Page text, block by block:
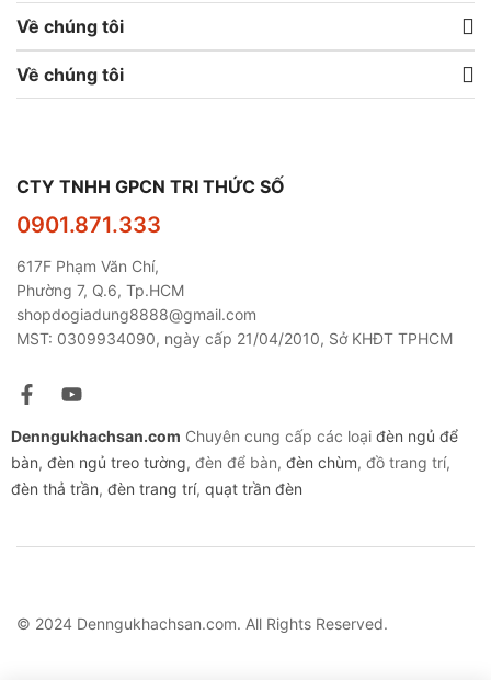
Về chúng tôi
Về chúng tôi
CTY TNHH GPCN TRI THỨC SỐ
0901.871.333
617F Phạm Văn Chí,
Phường 7, Q.6, Tp.HCM
shopdogiadung8888@gmail.com
MST: 0309934090, ngày cấp 21/04/2010, Sở KHĐT TPHCM
Denngukhachsan.com Chuyên cung cấp các loại đèn ngủ để
bàn, đèn ngủ treo tường, đèn để bàn, đèn chùm, đồ trang trí,
đèn thả trần, đèn trang trí, quạt trần đèn
© 2024 Denngukhachsan.com. All Rights Reserved.